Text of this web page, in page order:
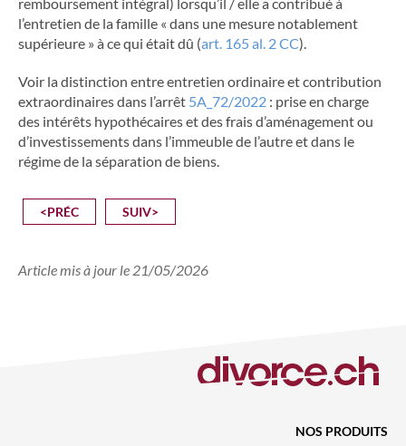
l’entretien de la famille « dans une mesure notablement
supérieure » à ce qui était dû (art. 165 al. 2 CC).
Voir la distinction entre entretien ordinaire et contribution
extraordinaires dans l’arrêt 5A_72/2022 : prise en charge
des intérêts hypothécaires et des frais d’aménagement ou
d’investissements dans l’immeuble de l’autre et dans le
régime de la séparation de biens.
<PRÉC SUIV>
Article mis à jour le 21/05/2026
NOS PRODUITS